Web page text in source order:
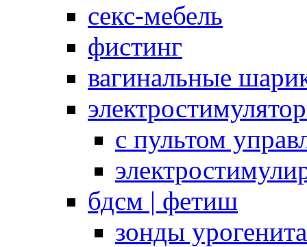
секс-мебель
фистинг
вагинальные
с пультом
бдсм | фетиш
зонды